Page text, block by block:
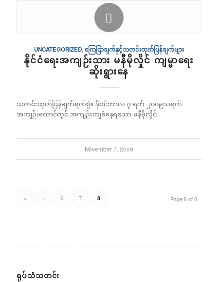
UNCATEGORIZED,ကြေငြာချက်နှင့်သတင်းထုတ်ပြန်ချက်များ
နိုင်ငံရေးအကျဉ်းသား မနီမိုလှိုင် ကျမ္မာရေး
ဆိုးရွားနေ
သတင်းထုတ်ပြန်ချက်ရက်စွဲ။ နိုဝင်ဘာလ ၇ ရက် ၂၀၀၉သရက်
အကျဉ်းထောင်တွင် အကျဉ်းကျခံနေရသော မနီမိုလှိုင်…
November 7, 2009
Page 8 of 8
« ‹ 6 7 8
ရုပ်သံသတင်း